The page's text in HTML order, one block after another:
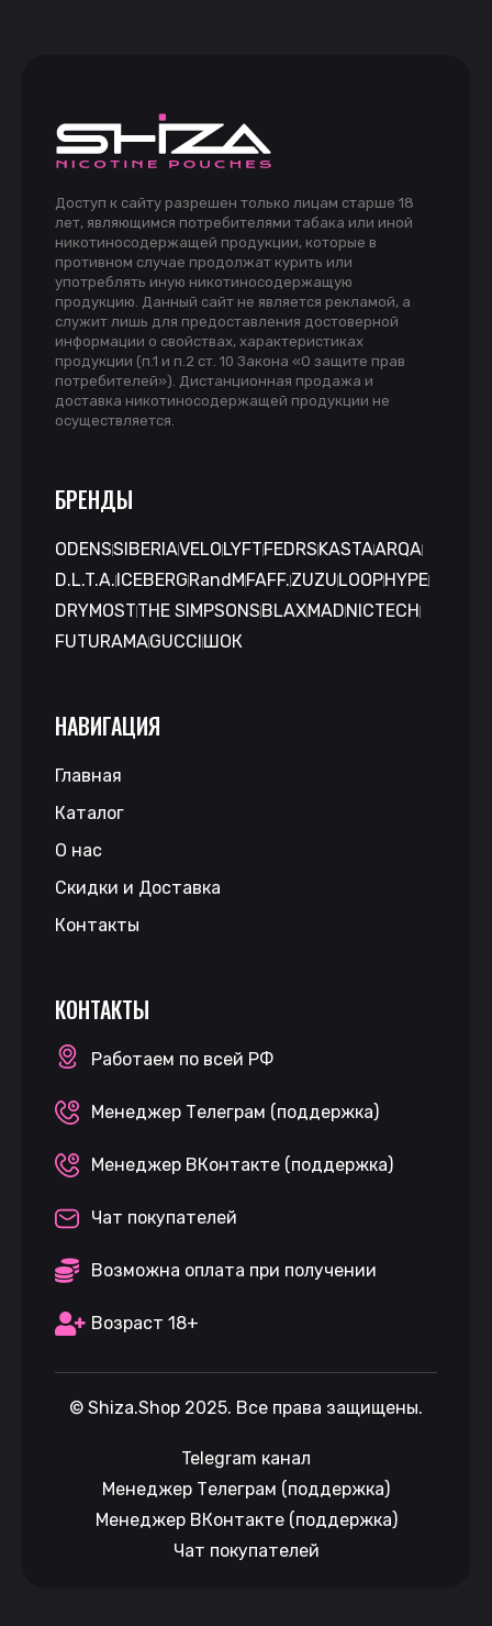
Доступ к сайту разрешен только лицам старше 18
лет, являющимся потребителями табака или иной
никотиносодержащей продукции, которые в
противном случае продолжат курить или
употреблять иную никотиносодержащую
продукцию. Данный сайт не является рекламой, а
служит лишь для предоставления достоверной
информации о свойствах, характеристиках
продукции (п.1 и п.2 ст. 10 Закона «О защите прав
потребителей»). Дистанционная продажа и
доставка никотиносодержащей продукции не
осуществляется.
БРЕНДЫ
ODENSSIBERIAVELO LYFT FEDRS KASTAARQA
D.L.T.A. ICEBERG RandM FAFF.ZUZU LOOPHYPE
DRYMOSTTHE SIMPSONS BLAXMAD NICTECH
FUTURAMAGUCCI ШОК
НАВИГАЦИЯ
Главная
Каталог
О нас
Скидки и Доставка
Контакты
КОНТАКТЫ
Работаем по всей РФ
Менеджер Телеграм (поддержка)
Менеджер ВКонтакте (поддержка)
Чат покупателей
Возможна оплата при получении
Возраст 18+
© Shiza.Shop 2025. Все права защищены.
Telegram канал
Менеджер Телеграм (поддержка)
Менеджер ВКонтакте (поддержка)
Чат покупателей